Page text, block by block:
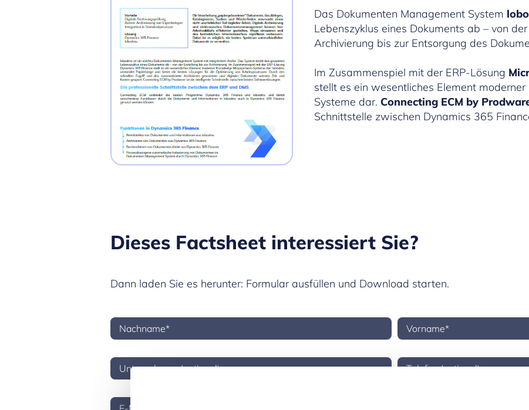
Das Dokumenten Management System
Lebenszyklus eines Dokuments ab – von
Archivierung bis zur Entsorgung des
Im Zusammenspiel mit der ERP-Lösung
stellt es ein wesentliches Element
Systeme dar. Connecting ECM by
Schnittstelle zwischen Dynamics 365
Dieses Factsheet interessiert Sie?
Dann laden Sie es herunter: Formular ausfüllen und Download starten.